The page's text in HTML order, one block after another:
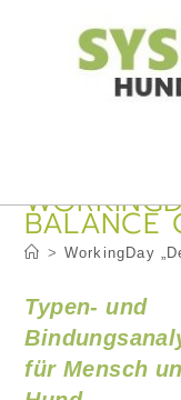
BALANCE
> WorkingDay
Typen- und
Bindungs
für Mensch